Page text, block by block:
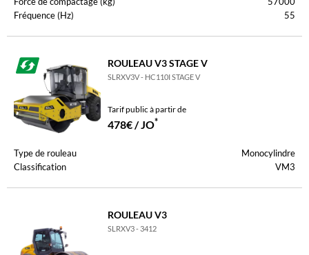
Fréquence (Hz)
55
ROULEAU V3 STAGE V
SLRXV3V - HC110I STAGE V
Tarif public à partir de
478€ / JO*
Type de rouleau
Monocylindre
Classification
VM3
ROULEAU V3
SLRXV3 - 3412